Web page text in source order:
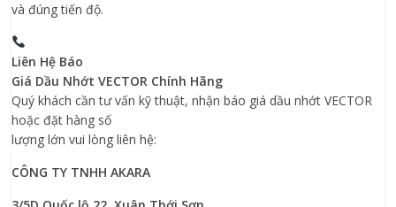
và đúng tiến độ.
Liên Hệ Báo
Giá Dầu Nhớt VECTOR Chính Hãng
Quý khách cần tư vấn kỹ thuật, nhận báo giá dầu nhớtVECTOR
hoặc đặt hàng số
lượng lớn vui lòng liên hệ:
CÔNG TY TNHH AKARA